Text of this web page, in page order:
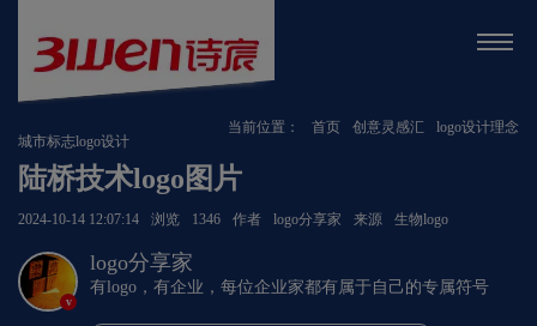
当前位置： 首页 创意灵感汇
logo设计理念
城市标志logo设计
陆桥技术logo图片
2024-10-14 12:07:14 浏览 1346 作者 logo分享家 来源 生物logo
v
logo分享家
有logo，有企业，每位企业家都有属于自己的专属符号